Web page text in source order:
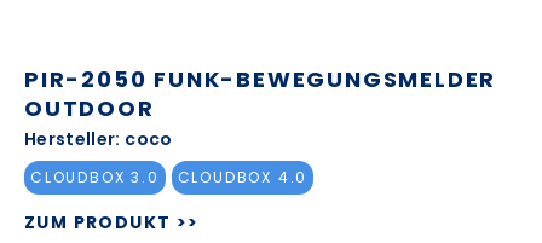
PIR-2050 FUNK-BEWEGUNGSMELDER
OUTDOOR
Hersteller: coco
CLOUDBOX 3.0 CLOUDBOX 4.0
ZUM PRODUKT >>